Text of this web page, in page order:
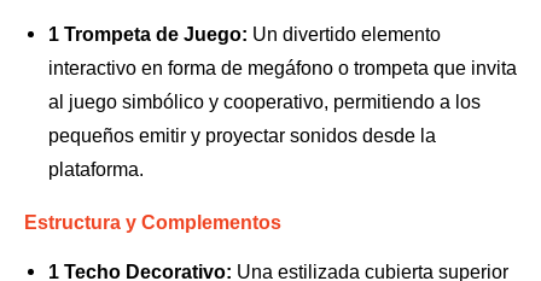
1 Trompeta de Juego: Un divertido elemento
interactivo en forma de megáfono o trompeta que invita
al juego simbólico y cooperativo, permitiendo a los
pequeños emitir y proyectar sonidos desde la
plataforma.
Estructura y Complementos
1 Techo Decorativo: Una estilizada cubierta superior